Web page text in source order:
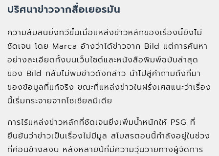
ปริศนาข่าวจากสื่อเยอรมัน
ความสับสนยิ่งทวีขึ้นเมื่อแหล่งข่าวหลักของเรื่องนี้ยังไม่
ชัดเจน โดย Marca อ้างว่าได้ข่าวจาก Bild แต่การค้นหา
อย่างละเอียดทั้งบนเว็บไซต์และหนังสือพิมพ์ฉบับล่าสุด
ของ Bild กลับไม่พบข่าวดังกล่าว นำไปสู่คำถามถึงที่มา
ของข้อมูลที่แท้จริง ขณะที่แหล่งข่าวในฝรั่งเศสแนะว่าเรื่อง
นี้เริ่มกระจายจากโซเชียลมีเดีย
การไร้แหล่งข่าวหลักที่ชัดเจนยิ่งเพิ่มน้ำหนักให้ PSG ที่
ยืนยันว่าข่าวเป็นเรื่องไม่มีมูล สโมสรตอนนี้กำลังอยู่ในช่วง
ที่ค่อนข้างสงบ หลังหลายปีที่มีความวุ่นวายทางผู้จัดการ